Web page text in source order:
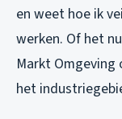
en weet hoe ik
werken. Of het
Markt Omgeving
het